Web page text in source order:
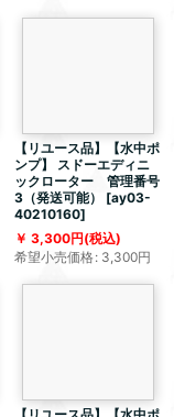
【リユース品】【水中ポ
ンプ】 スドーエディニ
ックローター 管理番号
3（発送可能）
[ay03-
40210160]
3,300円(税込)
希望小売価格: 3,300円